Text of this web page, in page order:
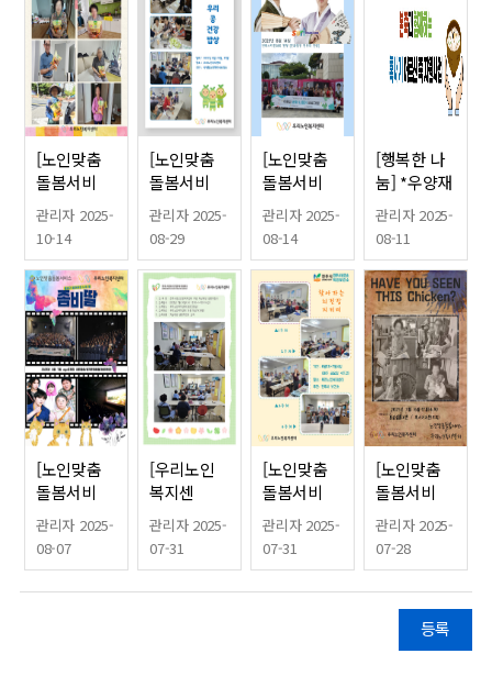
[노인맞춤
돌봄서비
스] 2025년
중추절지원
(햅쌀)
관리자 2025-
10-14
[노인맞춤
돌봄서비
스] 2025년
우리콩으로
시작하는 건
강밥상(영
양교육)
관리자 2025-
08-29
[노인맞춤
돌봄서비
스] 문화활
동-전통극
관람
관리자 2025-
08-14
[행복한 나
눔] *우양재
단* 본죽과
함께하는 혹
서기 어르신
죽 지원사업
관리자 2025-
08-11
[노인맞춤
돌봄서비
스] 문화활
동-영화관
람
관리자 2025-
08-07
[우리노인
복지센
터]2025년
자살예방 생
명지킴이 교
관리자 2025-
07-31
[노인맞춤
돌봄서비
스] 2025년
찾아가는 뇌
건강 지키미
관리자 2025-
07-31
[노인맞춤
돌봄서비
스] 혹서기
지원(초복)
관리자 2025-
07-28
등록